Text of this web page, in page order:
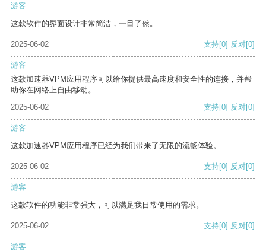
游客
这款软件的界面设计非常简洁，一目了然。
2025-06-02 支持[0] 反对[0]
游客
这款加速器VPM应用程序可以给你提供最高速度和安全性的连接，并帮
助你在网络上自由移动。
2025-06-02
支持[0] 反对[0]
游客
这款加速器VPM应用程序已经为我们带来了无限的流畅体验。
2025-06-02 支持[0] 反对[0]
游客
这款软件的功能非常强大，可以满足我日常使用的需求。
2025-06-02 支持[0] 反对[0]
游客